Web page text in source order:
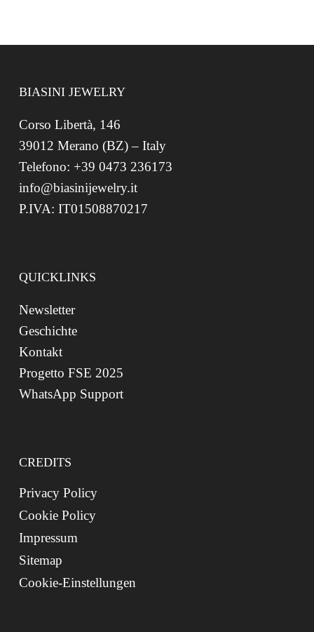
BIASINI JEWELRY
Corso Libertà, 146
39012 Merano (BZ) – Italy
Telefono: +39 0473 236173
info@biasinijewelry.it
P.IVA: IT01508870217
QUICKLINKS
Newsletter
Geschichte
Kontakt
Progetto FSE 2025
WhatsApp Support
CREDITS
Privacy Policy
Cookie Policy
Impressum
Sitemap
Cookie-Einstellungen